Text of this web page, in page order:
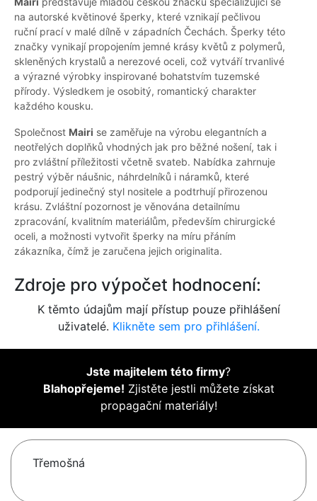
na autorské květinové šperky, které vznikají pečlivou
ruční prací v malé dílně v západních Čechách. Šperky této
značky vynikají propojením jemné krásy květů z polymerů,
skleněných krystalů a nerezové oceli, což vytváří trvanlivé
a výrazné výrobky inspirované bohatstvím tuzemské
přírody. Výsledkem je osobitý, romantický charakter
každého kousku.
Společnost Mairi se zaměřuje na výrobu elegantních a
neotřelých doplňků vhodných jak pro běžné nošení, tak i
pro zvláštní příležitosti včetně svateb. Nabídka zahrnuje
pestrý výběr náušnic, náhrdelníků i náramků, které
podporují jedinečný styl nositele a podtrhují přirozenou
krásu. Zvláštní pozornost je věnována detailnímu
zpracování, kvalitním materiálům, především chirurgické
oceli, a možnosti vytvořit šperky na míru přáním
zákazníka, čímž je zaručena jejich originalita.
Zdroje pro výpočet hodnocení:
K těmto údajům mají přístup pouze přihlášení
uživatelé. Klikněte sem pro přihlášení.
Jste majitelem této firmy?
Blahopřejeme! Zjistěte jestli můžete získat
propagační materiály!
Třemošná